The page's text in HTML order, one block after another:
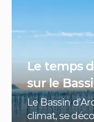
Le temps
sur le
Le Bassin
climat, se